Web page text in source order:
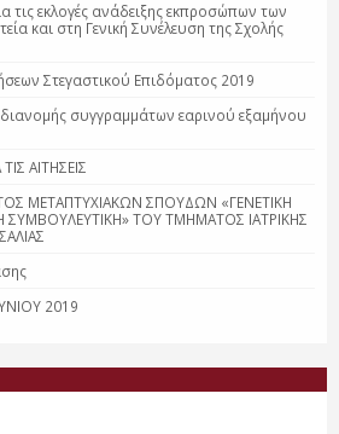
εκλογές ανάδειξης εκπροσώπων των
και στη Γενική Συνέλευση της Σχολής
Στεγαστικού Επιδόματος 2019
συγγραμμάτων εαρινού εξαμήνου
ΑΙΤΗΣΕΙΣ
ΜΕΤΑΠΤΥΧΙΑΚΩΝ ΣΠΟΥΔΩΝ «ΓΕΝΕΤΙΚΗ
ΤΟΥ ΤΜΗΜΑΤΟΣ ΙΑΤΡΙΚΗΣ
2019